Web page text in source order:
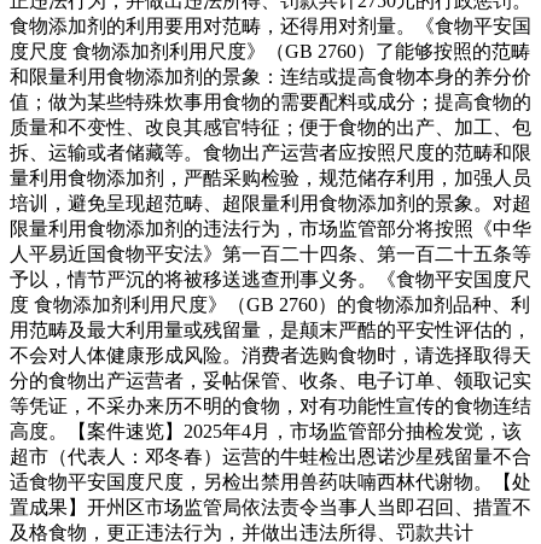
食物添加剂的利用要用对范畴，还得用对剂量。《食物平安国
度尺度 食物添加剂利用尺度》（GB 2760）了能够按照的范畴
和限量利用食物添加剂的景象：连结或提高食物本身的养分价
值；做为某些特殊炊事用食物的需要配料或成分；提高食物的
质量和不变性、改良其感官特征；便于食物的出产、加工、包
拆、运输或者储藏等。食物出产运营者应按照尺度的范畴和限
量利用食物添加剂，严酷采购检验，规范储存利用，加强人员
培训，避免呈现超范畴、超限量利用食物添加剂的景象。对超
限量利用食物添加剂的违法行为，市场监管部分将按照《中华
人平易近国食物平安法》第一百二十四条、第一百二十五条等
予以，情节严沉的将被移送逃查刑事义务。《食物平安国度尺
度 食物添加剂利用尺度》（GB 2760）的食物添加剂品种、利
用范畴及最大利用量或残留量，是颠末严酷的平安性评估的，
不会对人体健康形成风险。消费者选购食物时，请选择取得天
分的食物出产运营者，妥帖保管、收条、电子订单、领取记实
等凭证，不采办来历不明的食物，对有功能性宣传的食物连结
高度。【案件速览】2025年4月，市场监管部分抽检发觉，该
超市（代表人：邓冬春）运营的牛蛙检出恩诺沙星残留量不合
适食物平安国度尺度，另检出禁用兽药呋喃西林代谢物。【处
置成果】开州区市场监管局依法责令当事人当即召回、措置不
及格食物，更正违法行为，并做出违法所得、罚款共计